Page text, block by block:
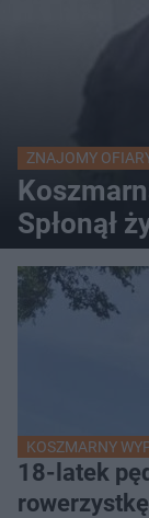
ZNAJOMY
Spłonął
KOSZMARNY
18-latek